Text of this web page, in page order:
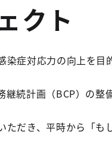
クト
症対応力の向上を
続計画（BCP）の
だき、平時から「